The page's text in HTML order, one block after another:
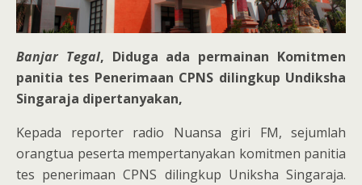
Banjar Tegal, Diduga ada permainan Komitmen
panitia tes Penerimaan CPNS dilingkup Undiksha
Singaraja dipertanyakan,
Kepada reporter radio Nuansa giri FM, sejumlah
orangtua peserta mempertanyakan komitmen panitia
tes penerimaan CPNS dilingkup Uniksha Singaraja.